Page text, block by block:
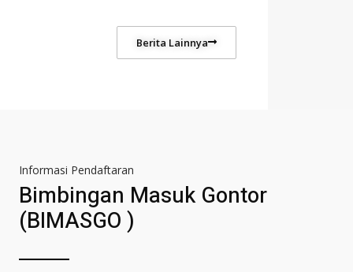
Berita Lainnya
Informasi Pendaftaran
Bimbingan Masuk Gontor
(BIMASGO )